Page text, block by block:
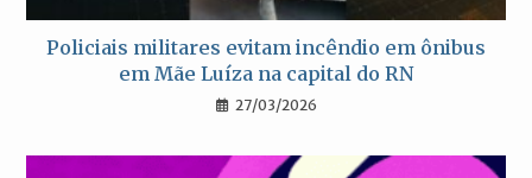
Policiais militares evitam incêndio em ônibus
em Mãe Luíza na capital do RN
27/03/2026